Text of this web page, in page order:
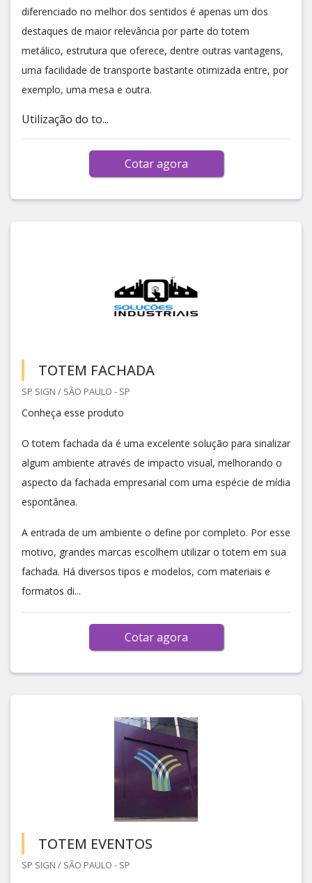
diferenciado no melhor dos sentidos é apenas um dos
destaques de maior relevância por parte do totem
metálico, estrutura que oferece, dentre outras vantagens,
uma facilidade de transporte bastante otimizada entre, por
exemplo, uma mesa e outra.
Utilização do to...
Cotar agora
TOTEM FACHADA
SP SIGN / SÃO PAULO - SP
Conheça esse produto
O totem fachada da é uma excelente solução para sinalizar
algum ambiente através de impacto visual, melhorando o
aspecto da fachada empresarial com uma espécie de mídia
espontânea.
A entrada de um ambiente o define por completo. Por esse
motivo, grandes marcas escolhem utilizar o totem em sua
fachada. Há diversos tipos e modelos, com materiais e
formatos di...
Cotar agora
TOTEM EVENTOS
SP SIGN / SÃO PAULO - SP